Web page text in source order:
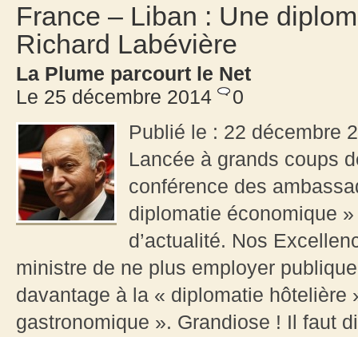
France – Liban : Une
Richard Labévière
La Plume parcourt le Net
Le 25 décembre 2014
0
Publié le : 22 décembre
Lancée à grands coups
conférence des
diplomatie économique
d’actualité. Nos
ministre de ne plus employer
davantage à la « diplomatie hôtelière
gastronomique ». Grandiose ! Il faut